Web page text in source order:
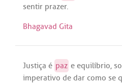
sentir prazer.
Bhagavad Gita
Justiça é paz e equilíbrio,
imperativo de dar como se